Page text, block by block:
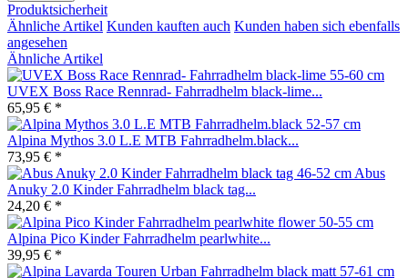
Produktsicherheit
Ähnliche Artikel Kunden kauften auch Kunden haben sich ebenfalls
angesehen
Ähnliche Artikel
UVEX Boss Race Rennrad- Fahrradhelm black-lime...
65,95 € *
Alpina Mythos 3.0 L.E MTB Fahrradhelm.black...
73,95 € *
Abus
Anuky 2.0 Kinder Fahrradhelm black tag...
24,20 € *
Alpina Pico Kinder Fahrradhelm pearlwhite...
39,95 € *